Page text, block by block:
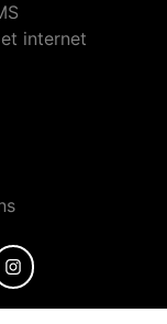
internet